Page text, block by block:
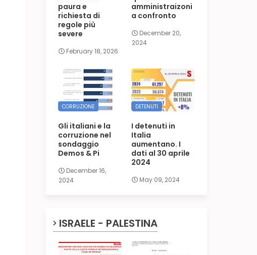
paura e
richiesta di
regole più
severe
February 18, 2026
amministraizoni
a confronto
December 20,
2024
CORRUZIONE
Gli italiani e la
corruzione nel
sondaggio
Demos & Pi
December 16,
2024
DETENUTI
I detenuti in
Italia
aumentano. I
dati al 30 aprile
2024
May 09, 2024
ISRAELE - PALESTINA